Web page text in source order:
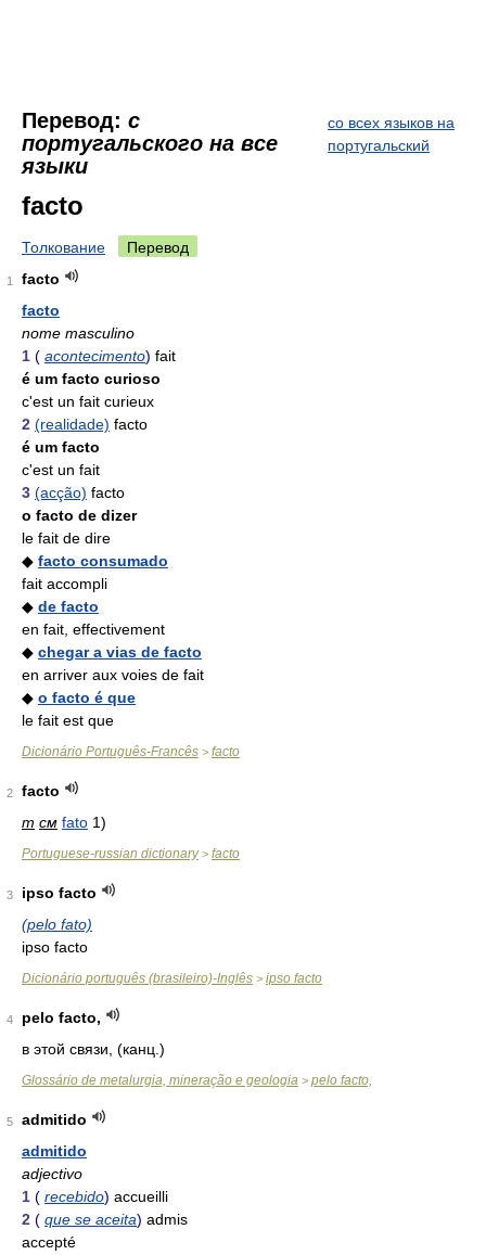
Перевод: с
португальского на все
языки
со всех языков на
португальский
facto
Толкование Перевод
1
facto
facto
nome masculino
1 ( acontecimento) fait
é um facto curioso
c'est un fait curieux
2 (realidade) facto
é um facto
c'est un fait
3 (acção) facto
o facto de dizer
le fait de dire
◆ facto consumado
fait accompli
◆ de facto
en fait, effectivement
◆ chegar a vias de facto
en arriver aux voies de fait
◆ o facto é que
le fait est que
Dicionário Português-Francês > facto
2
facto
m см fato 1)
Portuguese-russian dictionary> facto
3
ipso facto
(pelo fato)
ipso facto
Dicionário português (brasileiro)-Inglês > ipso facto
4
pelo facto,
в этой связи, (канц.)
Glossário de metalurgia, mineração e geologia > pelo facto,
5
admitido
admitido
adjectivo
1 ( recebido) accueilli
2 ( que se aceita) admis
accepté